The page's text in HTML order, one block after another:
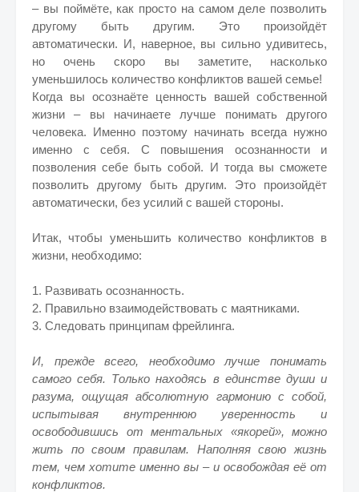
– вы поймёте, как просто на самом деле позволить
другому быть другим. Это произойдёт
автоматически. И, наверное, вы сильно удивитесь,
но очень скоро вы заметите, насколько
уменьшилось количество конфликтов вашей семье!
Когда вы осознаёте ценность вашей собственной
жизни – вы начинаете лучше понимать другого
человека. Именно поэтому начинать всегда нужно
именно с себя. С повышения осознанности и
позволения себе быть собой. И тогда вы сможете
позволить другому быть другим. Это произойдёт
автоматически, без усилий с вашей стороны.
Итак, чтобы уменьшить количество конфликтов в
жизни, необходимо:
1. Развивать осознанность.
2. Правильно взаимодействовать с маятниками.
3. Следовать принципам фрейлинга.
И, прежде всего, необходимо лучше понимать
самого себя. Только находясь в единстве души и
разума, ощущая абсолютную гармонию с собой,
испытывая внутреннюю уверенность и
освободившись от ментальных «якорей», можно
жить по своим правилам. Наполняя свою жизнь
тем, чем хотите именно вы – и освобождая её от
конфликтов.